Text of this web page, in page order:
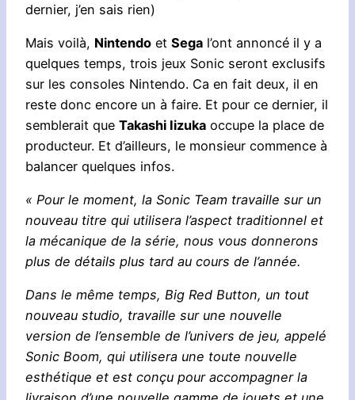
dernier, j’en sais rien)
Mais voilà, Nintendo et Sega l’ont annoncé il y a
quelques temps, trois jeux Sonic seront exclusifs
sur les consoles Nintendo. Ca en fait deux, il en
reste donc encore un à faire. Et pour ce dernier, il
semblerait que Takashi Iizuka occupe la place de
producteur. Et d’ailleurs, le monsieur commence à
balancer quelques infos.
« Pour le moment, la Sonic Team travaille sur un
nouveau titre qui utilisera l’aspect traditionnel et
la mécanique de la série, nous vous donnerons
plus de détails plus tard au cours de l’année.
Dans le même temps, Big Red Button, un tout
nouveau studio, travaille sur une nouvelle
version de l’ensemble de l’univers de jeu, appelé
Sonic Boom, qui utilisera une toute nouvelle
esthétique et est conçu pour accompagner la